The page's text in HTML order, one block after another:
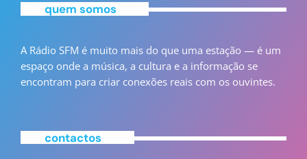
quem somos
A Rádio SFM é muito mais do que uma estação — é um
espaço onde a música, a cultura e a informação se
encontram para criar conexões reais com os ouvintes.
contactos